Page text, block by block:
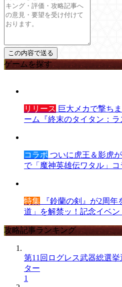
ゲームを探す
リリース 巨大メカで撃ち
ーム『終末のタイタン：
コラボ ついに虎王＆影虎
で「魔神英雄伝ワタル」コ
特集 『鈴蘭の剣』が2周
道」を解禁ッ！記念イベン
攻略記事ランキング
第11回ログレス武器総選
ター
1